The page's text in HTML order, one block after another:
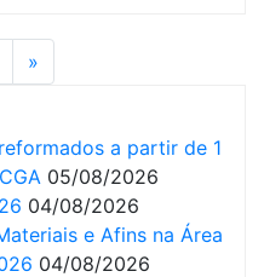
»
a partir de 1
05/08/2026
04/08/2026
e Afins na Área
04/08/2026